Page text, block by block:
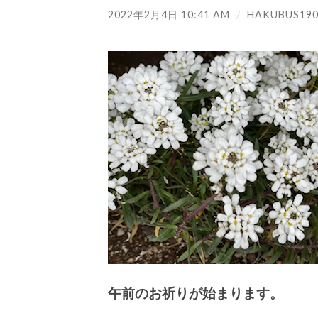
2022年2月4日 10:41 AM /
午前のお祈りが始まります。